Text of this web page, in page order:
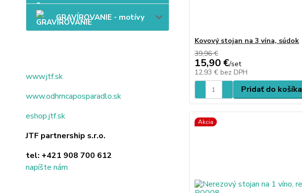
GRAVÍROVANIE - motívy
www.jtf.sk
www.odhrncaposparadlo.sk
eshop.jtf.sk
JTF partnership s.r.o.
tel: +421 908 700 612
napíšte nám
Kovový stojan na 3 vína, súdok
39,96 €
15,90 €/set
12,93 € bez DPH
Pridať do košíka
Akcia